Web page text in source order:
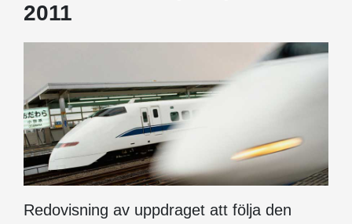
2011
Redovisning av uppdraget att följa den